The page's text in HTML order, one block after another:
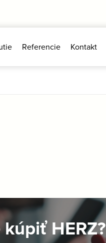
Referencie Kontakt
kúpiť HERZ?